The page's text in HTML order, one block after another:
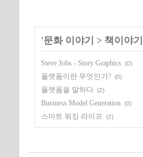
'문화 이야기 > 책이야기
Steve Jobs - Story Graphics (0)
플랫폼이란 무엇인가? (0)
플랫폼을 말하다 (2)
Business Model Generation (0)
스마트 워킹 라이프 (2)